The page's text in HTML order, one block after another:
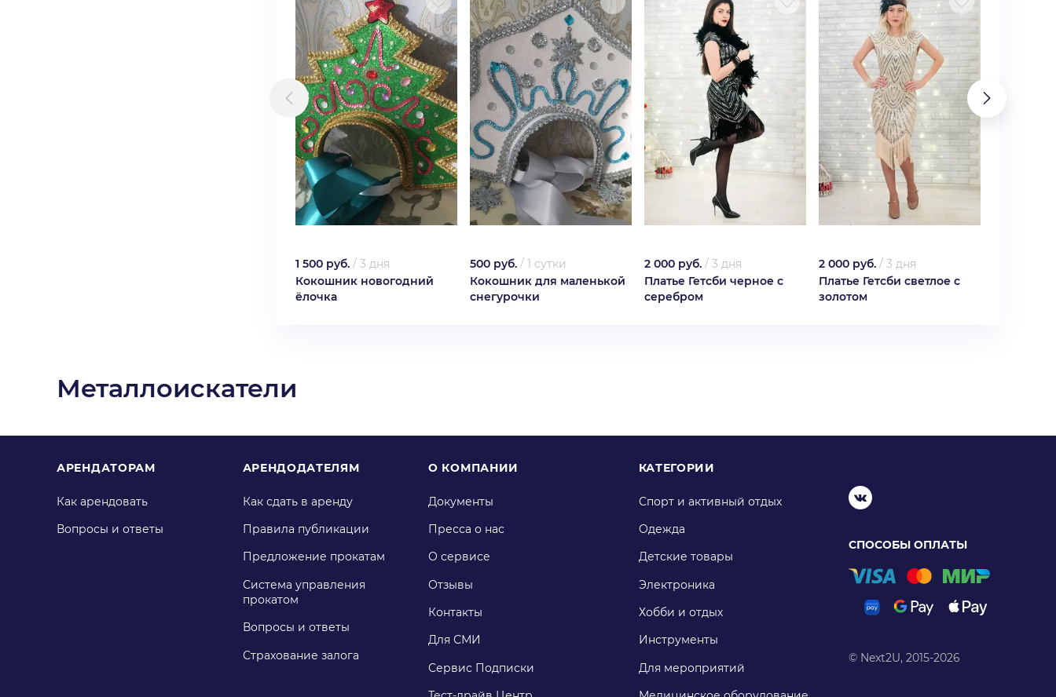
1 500 руб. / 3 дня
Кокошник новогодний
ёлочка
500 руб. / 1 сутки
Кокошник для маленькой
снегурочки
2 000 руб. / 3 дня
Платье Гетсби черное с
серебром
2 000 руб. / 3 дня
Платье Гетсби светлое с
золотом
Металлоискатели
АРЕНДАТОРАМ
Как арендовать
Вопросы и ответы
АРЕНДОДАТЕЛЯМ
Как сдать в аренду
Правила публикации
Предложение прокатам
Система управления
прокатом
Вопросы и ответы
Страхование залога
О КОМПАНИИ
Документы
Пресса о нас
О сервисе
Отзывы
Контакты
Для СМИ
Сервис Подписки
КАТЕГОРИИ
Спорт и активный отдых
Одежда
Детские товары
Электроника
Хобби и отдых
Инструменты
Для мероприятий
СПОСОБЫ ОПЛАТЫ
© Next2U, 2015-2026